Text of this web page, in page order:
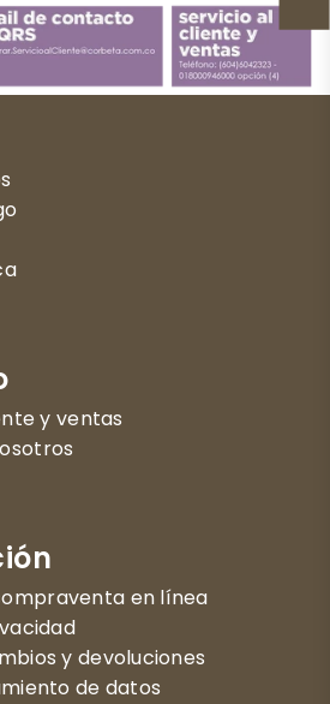
y ventas
en línea
y devoluciones
de datos